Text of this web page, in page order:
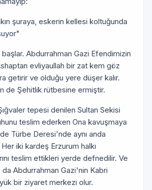
şuraya, eskerin kellesi koltuğunda
Abdurrahman Gazi Efendimizin
evliyaullah bir zat kem göz
getirir ve olduğu yere düşer kalır.
de Şehitlik rütbesine ermiştir.
tepesi denilen Sultan Sekisi
teslim ederken Ona kavuşmaya
Türbe Deresi'nde aynı anda
iki kardeş Erzurum halkı
teslim ettikleri yerde defnedilir. Ve
Abdurrahman Gazi'nin Kabri
bir ziyaret merkezi olur.